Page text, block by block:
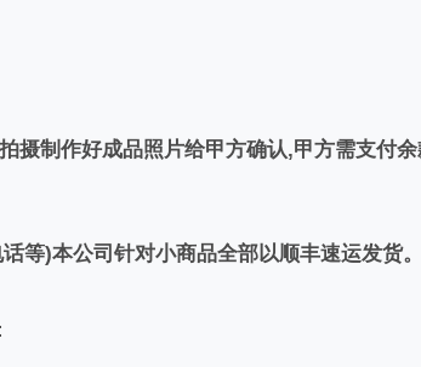
摄制作好成品照片给甲方确认,甲方需支付余
等)本公司针对小商品全部以顺丰速运发货。